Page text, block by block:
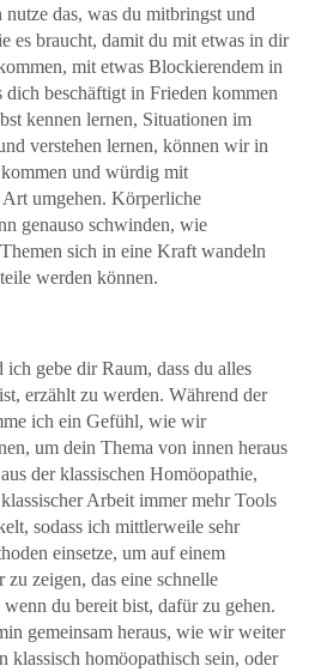
das, was du mitbringst und
es braucht, damit du mit etwas in dir
mit etwas Blockierendem in
dich beschäftigt in Frieden kommen
kennen lernen, Situationen im
verstehen lernen, können wir in
und würdig mit
umgehen. Körperliche
genauso schwinden, wie
sich in eine Kraft wandeln
werden können.
gebe dir Raum, dass du alles
erzählt zu werden. Während der
ich ein Gefühl, wie wir
um dein Thema von innen heraus
der klassischen Homöopathie,
Arbeit immer mehr Tools
sodass ich mittlerweile sehr
einsetze, um auf einem
zeigen, das eine schnelle
du bereit bist, dafür zu gehen.
gemeinsam heraus, wie wir weiter
klassisch homöopathisch sein, oder